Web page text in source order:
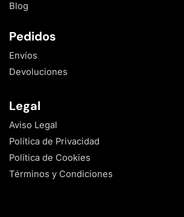
Blog
Pedidos
Envíos
Devoluciones
Legal
Aviso Legal
Política de Privacidad
Política de Cookies
Términos y Condiciones